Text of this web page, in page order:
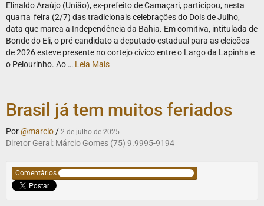
Elinaldo Araújo (União), ex-prefeito de Camaçari, participou, nesta
quarta‑feira (2/7) das tradicionais celebrações do Dois de Julho,
data que marca a Independência da Bahia. Em comitiva, intitulada de
Bonde do Eli, o pré-candidato a deputado estadual para as eleições
de 2026 esteve presente no cortejo cívico entre o Largo da Lapinha e
o Pelourinho. Ao … Leia Mais
Brasil já tem muitos feriados
Por@marcio / 2 de julho de 2025
Diretor Geral: Márcio Gomes (75) 9.9995-9194
Comentários